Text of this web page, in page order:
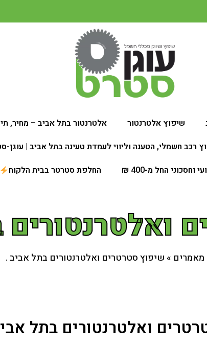
שיפוץ אלטרנטור אלטרנטור בתל אביב – מחיר,
רכב חשמלי, הטענה וליווי לעמדת טעינה בתל אביב | עוגן-
החל מ-400 ₪
החלפת סטרטר בבית הלקוח
מאמרים » שיפוץ סטרטרים ואלטרנטורים בתל אביב .
ואלטרנטורים בתל